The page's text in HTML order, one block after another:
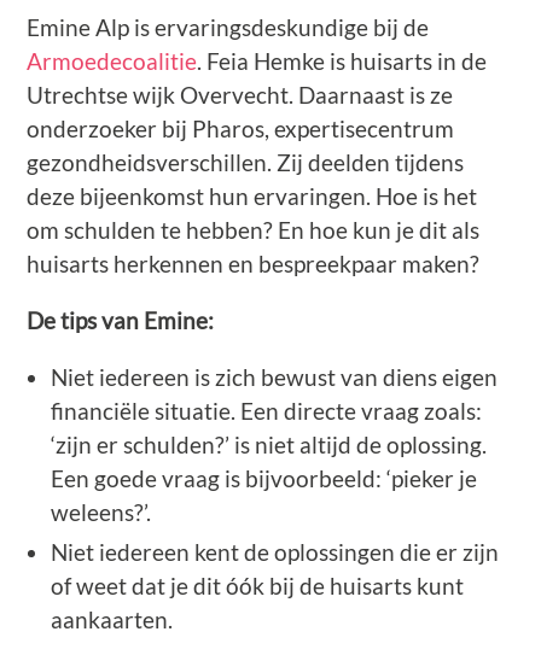
Emine Alp is ervaringsdeskundige bij de
Armoedecoalitie. Feia Hemke is huisarts in de
Utrechtse wijk Overvecht. Daarnaast is ze
onderzoeker bij Pharos, expertisecentrum
gezondheidsverschillen. Zij deelden tijdens
deze bijeenkomst hun ervaringen. Hoe is het
om schulden te hebben? En hoe kun je dit als
huisarts herkennen en bespreekpaar maken?
De tips van Emine:
Niet iedereen is zich bewust van diens eigen
financiële situatie. Een directe vraag zoals:
‘zijn er schulden?’ is niet altijd de oplossing.
Een goede vraag is bijvoorbeeld: ‘pieker je
weleens?’.
Niet iedereen kent de oplossingen die er zijn
of weet dat je dit óók bij de huisarts kunt
aankaarten.